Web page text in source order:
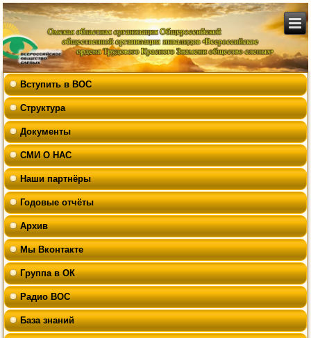
Вступить в ВОС
Структура
Документы
СМИ О НАС
Наши партнёры
Годовые отчёты
Архив
Мы Вконтакте
Группа в ОК
Радио ВОС
База знаний